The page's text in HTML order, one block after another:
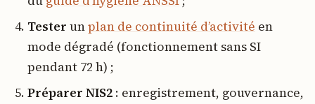
Tester unplan de continuité d’activité en
mode dégradé (fonctionnement sans SI
pendant 72 h) ;
Préparer NIS2 : enregistrement, gouvernance,